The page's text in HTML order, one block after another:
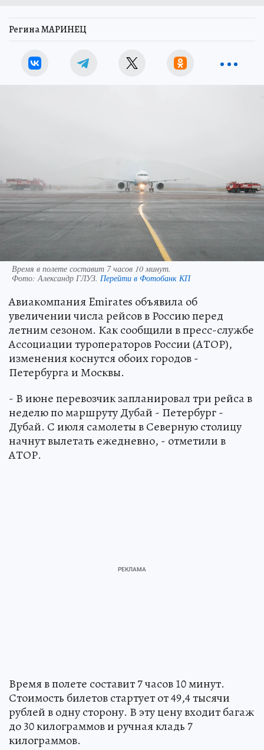
Регина МАРИНЕЦ
Время в полете составит 7 часов 10 минут.
Фото:Александр ГЛУЗ. Перейти в Фотобанк КП
Авиакомпания Emirates объявила об
увеличении числа рейсов в Россию перед
летним сезоном. Как сообщили в пресс-службе
Ассоциации туроператоров России (АТОР),
изменения коснутся обоих городов -
Петербурга и Москвы.
- В июне перевозчик запланировал три рейса в
неделю по маршруту Дубай - Петербург -
Дубай. С июля самолеты в Северную столицу
начнут вылетать ежедневно, - отметили в
АТОР.
Время в полете составит 7 часов 10 минут.
Стоимость билетов стартует от 49,4 тысячи
рублей в одну сторону. В эту цену входит багаж
до 30 килограммов и ручная кладь 7
килограммов.